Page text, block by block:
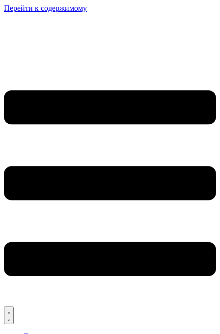
Перейти к содержимому